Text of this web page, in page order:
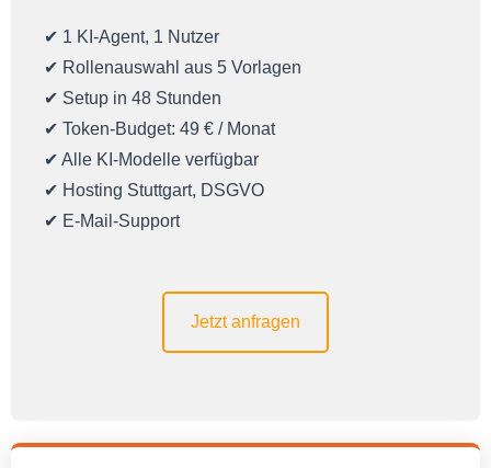
✔ 1 KI-Agent, 1 Nutzer
✔ Rollenauswahl aus 5 Vorlagen
✔ Setup in 48 Stunden
✔ Token-Budget: 49 € / Monat
✔ Alle KI-Modelle verfügbar
✔ Hosting Stuttgart, DSGVO
✔ E-Mail-Support
Jetzt anfragen